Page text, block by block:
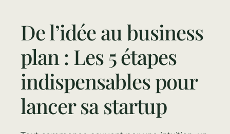
De l’idée au business
plan : Les 5 étapes
indispensables pour
lancer sa startup